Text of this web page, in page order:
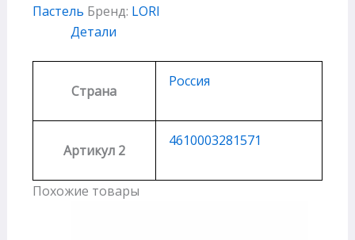
Пастель Бренд: LORI
Детали
Страна
Россия
Артикул 2
4610003281571
Похожие товары